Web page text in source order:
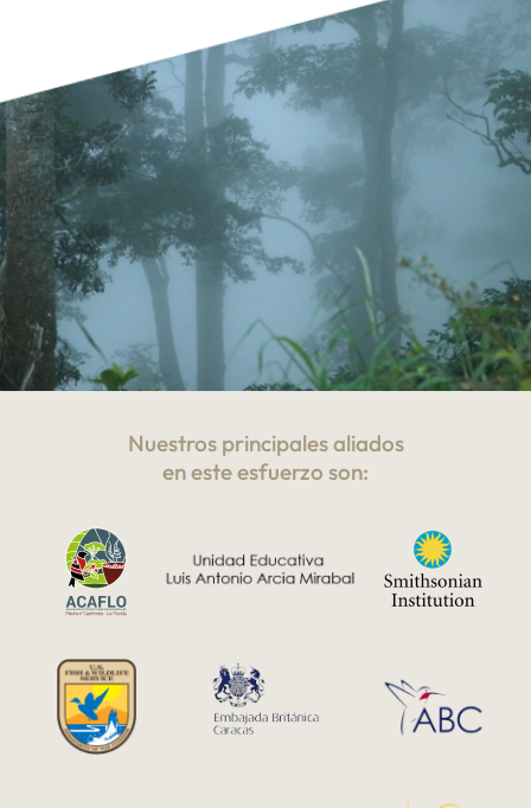
Nuestros principales aliados
en este esfuerzo son: